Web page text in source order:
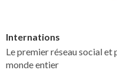
Internations
Le premier réseau social
monde entier